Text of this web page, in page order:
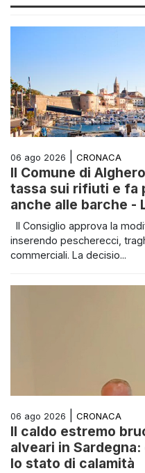
06 ago 2026 CRONACA
Il Comune di
tassa sui rifiuti e fa
anche alle barche -
Il Consiglio approva la
inserendo pescherecci,
commerciali. La decisio...
06 ago 2026 CRONACA
Il caldo estremo
alveari in
lo stato di calamità